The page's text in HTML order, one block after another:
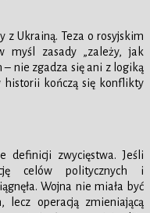
z Ukrainą. Teza o rosyjskim
myśl zasady „zależy, jak
nie zgadza się ani z logiką
kończą się konflikty
definicji zwycięstwa. Jeśli
celów politycznych i
Wojna nie miała być
lecz operacją zmieniającą